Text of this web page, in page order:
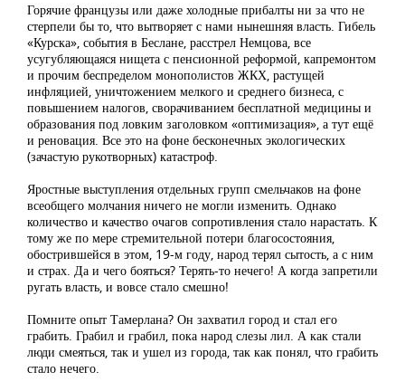
Горячие французы или даже холодные прибалты ни за что не
стерпели бы то, что вытворяет с нами нынешняя власть. Гибель
«Курска», события в Беслане, расстрел Немцова, все
усугубляющаяся нищета с пенсионной реформой, капремонтом
и прочим беспределом монополистов ЖКХ, растущей
инфляцией, уничтожением мелкого и среднего бизнеса, с
повышением налогов, сворачиванием бесплатной медицины и
образования под ловким заголовком «оптимизация», а тут ещё
и реновация. Все это на фоне бесконечных экологических
(зачастую рукотворных) катастроф.
Яростные выступления отдельных групп смельчаков на фоне
всеобщего молчания ничего не могли изменить. Однако
количество и качество очагов сопротивления стало нарастать. К
тому же по мере стремительной потери благосостояния,
обострившейся в этом, 19-м году, народ терял сытость, а с ним
и страх. Да и чего бояться? Терять-то нечего! А когда запретили
ругать власть, и вовсе стало смешно!
Помните опыт Тамерлана? Он захватил город и стал его
грабить. Грабил и грабил, пока народ слезы лил. А как стали
люди смеяться, так и ушел из города, так как понял, что грабить
стало нечего.